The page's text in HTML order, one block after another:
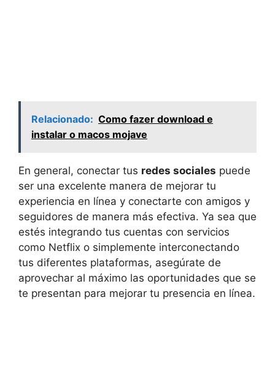
Relacionado: Como fazer download e
instalar o macos mojave
En general, conectar tus redes sociales puede
ser una excelente manera de mejorar tu
experiencia en línea y conectarte con amigos y
seguidores de manera más efectiva. Ya sea que
estés integrando tus cuentas con servicios
como Netflix o simplemente interconectando
tus diferentes plataformas, asegúrate de
aprovechar al máximo las oportunidades que se
te presentan para mejorar tu presencia en línea.